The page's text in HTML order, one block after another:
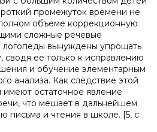
промежуток времени не
объеме коррекционную
сложные речевые
логопеды вынуждены упрощать
ее только к исправлению
и обучение элементарным
анализа. Как следствие этой
остаточное явление
что мешает в дальнейшем
письма и чтения в школе. [5, с